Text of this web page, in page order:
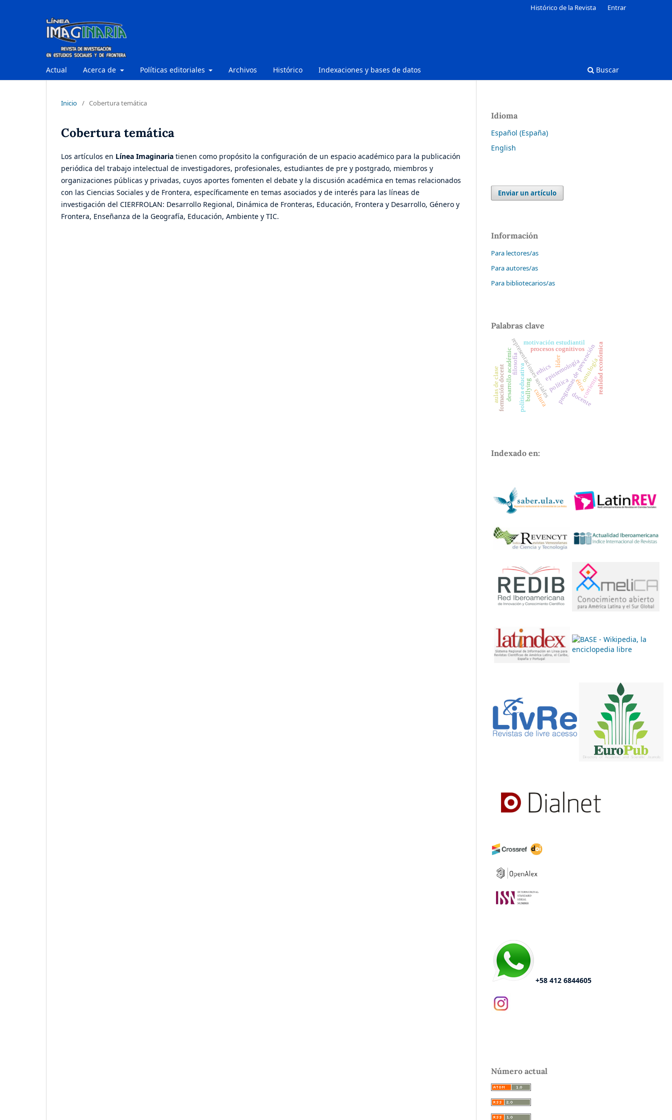
Actual Acerca de Políticas editoriales Archivos Histórico Indexaciones y bases de datos Buscar
Histórico de la Revista Entrar
Inicio / Cobertura temática
Cobertura temática
Los artículos en Línea Imaginaria tienen como propósito la configuración de un espacio académico para la publicación
periódica del trabajo intelectual de investigadores, profesionales, estudiantes de pre y postgrado, miembros y
organizaciones públicas y privadas, cuyos aportes fomenten el debate y la discusión académica en temas relacionados
con las Ciencias Sociales y de Frontera, específicamente en temas asociados y de interés para las líneas de
investigación del CIERFROLAN: Desarrollo Regional, Dinámica de Fronteras, Educación, Frontera y Desarrollo, Género y
Frontera, Enseñanza de la Geografía, Educación, Ambiente y TIC.
Idioma
Español (España)
English
Enviar un artículo
Información
Para lectores/as
Para autores/as
Para bibliotecarios/as
Palabras clave
representaciones sociales líder
política educativa programas de prevención
procesos cognitivos
motivación estudiantil
política ética
ethicsepistemología
corriente
filosofía
desarrollo académic
formación docent ontologíarealidad económica
bullying
aulas de clase docente
cultura
Indexado en:
+58 412 6844605
Número actual